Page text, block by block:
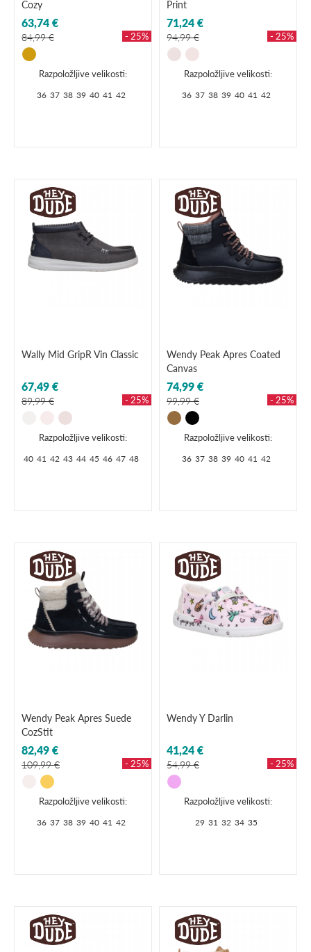
Cozy
63,74 €
84,99 € - 25%
Razpoložljive velikosti:
36 37 38 39 40 41 42
Print
71,24 €
94,99 € - 25%
Razpoložljive velikosti:
36 37 38 39 40 41 42
Wally Mid GripR Vin Classic
67,49 €
89,99 € - 25%
Razpoložljive velikosti:
40 41 42 43 44 45 46 47 48
Wendy Peak Apres Coated
Canvas
74,99 €
99,99 € - 25%
Razpoložljive velikosti:
36 37 38 39 40 41 42
Wendy Peak Apres Suede
CozStit
82,49 €
109,99 € - 25%
Razpoložljive velikosti:
36 37 38 39 40 41 42
Wendy Y Darlin
41,24 €
54,99 € - 25%
Razpoložljive velikosti:
29 31 32 34 35